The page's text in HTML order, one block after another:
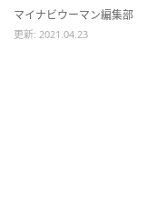
マイナビウーマン編集部
更新: 2021.04.23